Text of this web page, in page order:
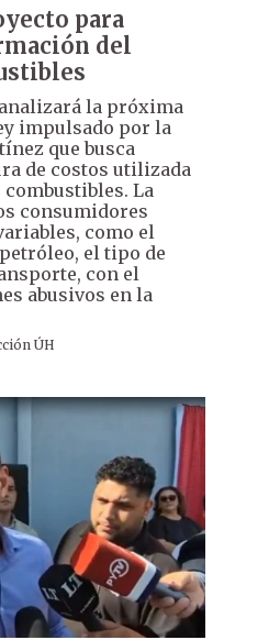
para
del
analizará la próxima
impulsado por la
que busca
de costos utilizada
La
consumidores
como el
el tipo de
con el
abusivos en la
ÚH